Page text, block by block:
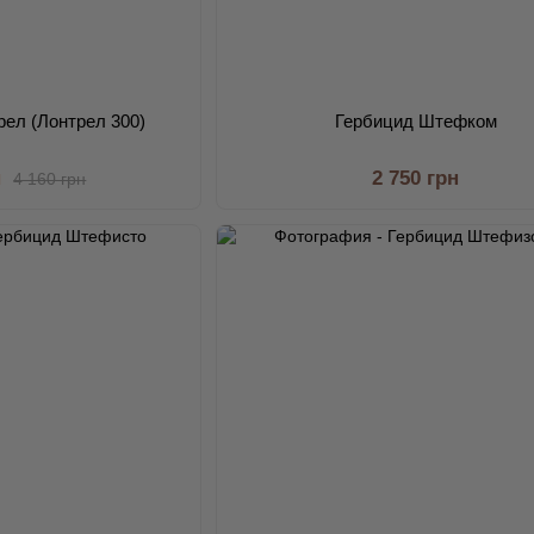
(Лонтрел 300)
4 160 грн
Гербицид Штефком
2 750 грн